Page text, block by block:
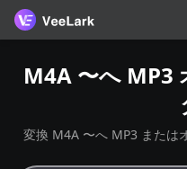
M4A 〜へ MP3
変換 M4A 〜へ MP3 または